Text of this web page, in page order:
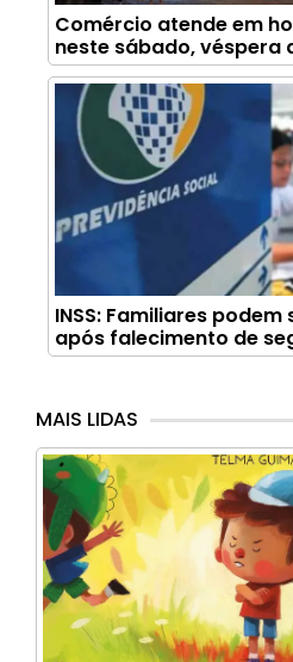
Comércio atende em
neste sábado, véspera
INSS: Familiares
após falecimento de
MAIS LIDAS